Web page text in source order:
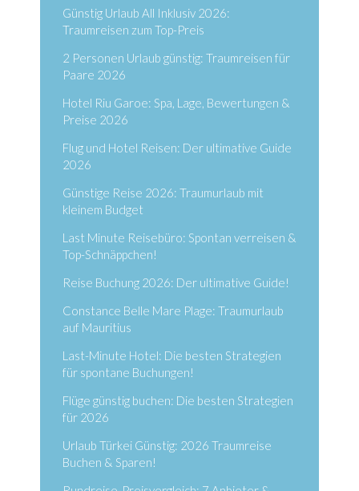
Günstig Urlaub All Inklusiv 2026:
Traumreisen zum Top-Preis
2 Personen Urlaub günstig: Traumreisen für
Paare 2026
Hotel Riu Garoe: Spa, Lage, Bewertungen &
Preise 2026
Flug und Hotel Reisen: Der ultimative Guide
2026
Günstige Reise 2026: Traumurlaub mit
kleinem Budget
Last Minute Reisebüro: Spontan verreisen &
Top-Schnäppchen!
Reise Buchung 2026: Der ultimative Guide!
Constance Belle Mare Plage: Traumurlaub
auf Mauritius
Last-Minute Hotel: Die besten Strategien
für spontane Buchungen!
Flüge günstig buchen: Die besten Strategien
für 2026
Urlaub Türkei Günstig: 2026 Traumreise
Buchen & Sparen!